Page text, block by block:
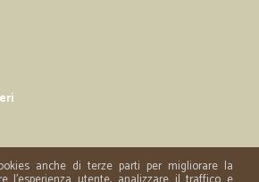
anche di terze parti per migliorare la